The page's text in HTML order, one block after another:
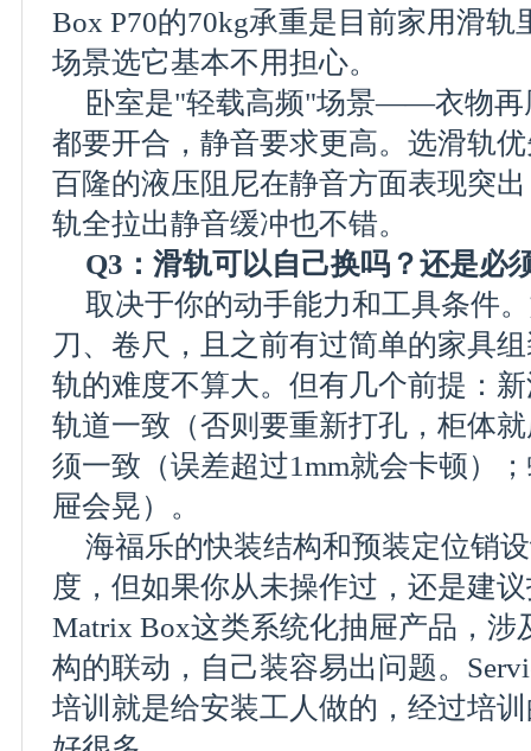
Box P70的70kg承重是目前家用滑
场景选它基本不用担心。
卧室是"轻载高频"场景——衣物再
都要开合，静音要求更高。选滑轨
百隆的液压阻尼在静音方面表现突
轨全拉出静音缓冲也不错。
Q3：滑轨可以自己换吗？还是必
取决于你的动手能力和工具条件
刀、卷尺，且之前有过简单的家具
轨的难度不算大。但有几个前提：
轨道一致（否则要重新打孔，柜体
须一致（误差超过1mm就会卡顿）
屉会晃）。
海福乐的快装结构和预装定位销
度，但如果你从未操作过，还是建
Matrix Box这类系统化抽屉产品，涉
构的联动，自己装容易出问题。
培训就是给安装工人做的，经过培